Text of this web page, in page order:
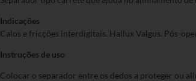
Indicações
Calos e fricções interdigitais. Hallux Valgus. Pós-
Instruções de uso
Colocar o separador entre os dedos a proteger ou